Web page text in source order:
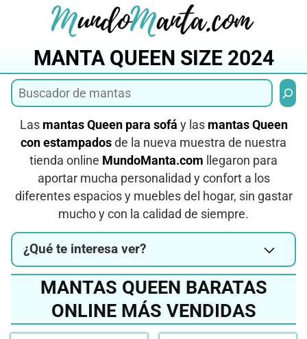
MANTA QUEEN SIZE 2024
Las mantas Queen para sofá y las mantas Queen
con estampados de la nueva muestra de nuestra
tienda online MundoManta.com llegaron para
aportar mucha personalidad y confort a los
diferentes espacios y muebles del hogar, sin gastar
mucho y con la calidad de siempre.
¿Qué te interesa ver?
MANTAS QUEEN BARATAS
ONLINE MÁS VENDIDAS